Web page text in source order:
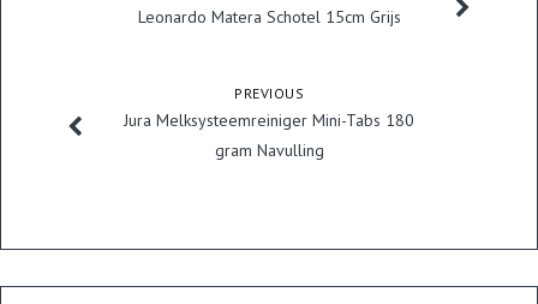
Leonardo Matera Schotel 15cm Grijs
PREVIOUS
Jura Melksysteemreiniger Mini-Tabs 180
gram Navulling